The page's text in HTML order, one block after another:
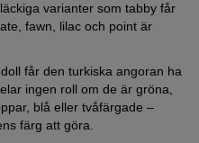
varianter som tabby får
fawn, lilac och point är
får den turkiska angoran ha
ingen roll om de är gröna,
blå eller tvåfärgade –
färg att göra.